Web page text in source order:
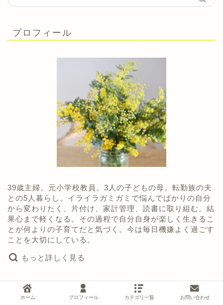
プロフィール
39歳主婦。元小学校教員。3人の子どもの母。転勤族の夫
との5人暮らし。イライラガミガミで悩んでばかりの自分
から変わりたく、片付け、家計管理、読書に取り組む。結
果心まで軽くなる。その過程で自分自身が楽しく生きるこ
とが何よりの子育てだと気づく。今は毎日機嫌よく過ごす
ことを大切にしている。
もっと詳しく見る
最近のコメント
ホーム プロフィール カテゴリ一覧 お問い合わせ